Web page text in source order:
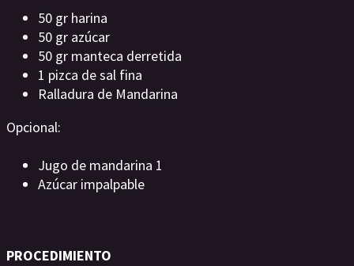
50 gr harina
50 gr azúcar
50 gr manteca derretida
1 pizca de sal fina
Ralladura de Mandarina
Opcional:
Jugo de mandarina 1
Azúcar impalpable
PROCEDIMIENTO